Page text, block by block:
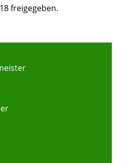
freigegeben.